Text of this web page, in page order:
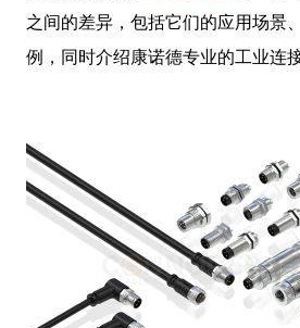
之间的差异，包括它们的应用场景
例，同时介绍康诺德专业的工业连